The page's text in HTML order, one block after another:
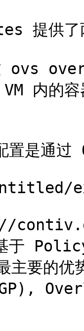
提供了
内的容
置是通
于
要的优